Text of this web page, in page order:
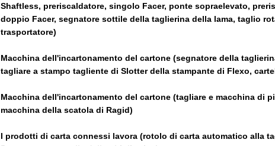
Shaftless, preriscaldatore, singolo Facer, ponte sopraelevato,
doppio Facer, segnatore sottile della taglierina della lama, taglio
trasportatore)
Macchina dell'incartonamento del cartone (segnatore della
tagliare a stampo tagliente di Slotter della stampante di Flexo,
Macchina dell'incartonamento del cartone (tagliare e macchina di
macchina della scatola di Ragid)
I prodotti di carta connessi lavora (rotolo di carta automatico alla